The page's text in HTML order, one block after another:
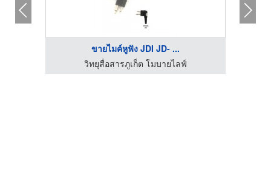
ขายไมค์หูฟัง JDI JD- ...
วิทยุสื่อสารภูเก็ต โมบายไลฟ์